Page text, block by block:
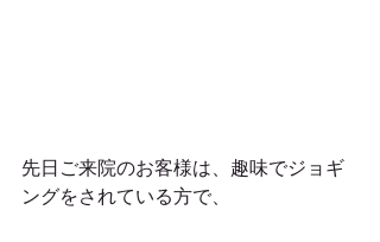
先日ご来院のお客様は、趣味でジョギ
ングをされている方で、